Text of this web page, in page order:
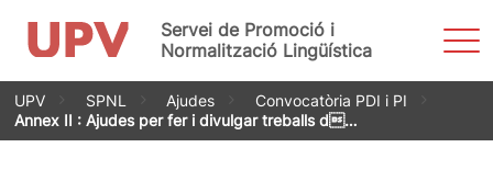
Vés
contingut
Servei de Promoció i
Normalització Lingüística
UPV SPNL Ajudes
Convocatòria PDI i PI
Annex II : Ajudes per fer i divulgar treballs d…